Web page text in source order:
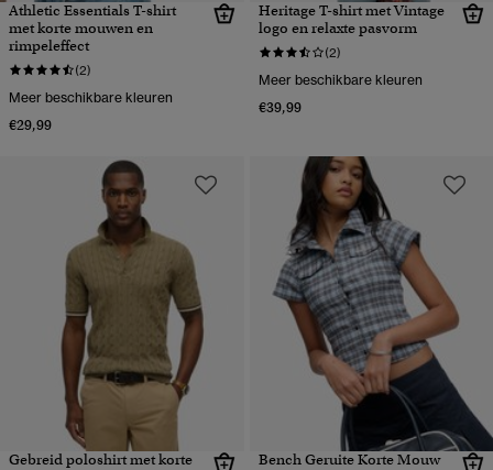
Athletic Essentials T-shirt
met korte mouwen en
rimpeleffect
(2)
Meer beschikbare kleuren
€29,99
Heritage T-shirt met Vintage
logo en relaxte pasvorm
(2)
Meer beschikbare kleuren
€39,99
Gebreid poloshirt met korte
Bench Geruite Korte Mouw